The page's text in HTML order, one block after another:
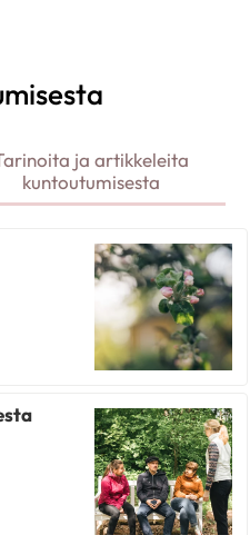
ja artikkeleita
kuntoutumisesta